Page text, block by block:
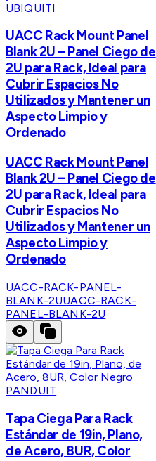
UBIQUITI
UACC Rack Mount Panel
Blank 2U – Panel Ciego de
2U para Rack, Ideal para
Cubrir Espacios No
Utilizados y Mantener un
Aspecto Limpio y
Ordenado
UACC Rack Mount Panel
Blank 2U – Panel Ciego de
2U para Rack, Ideal para
Cubrir Espacios No
Utilizados y Mantener un
Aspecto Limpio y
Ordenado
UACC-RACK-PANEL-
BLANK-2UUACC-RACK-
PANEL-BLANK-2U
PANDUIT
Tapa Ciega Para Rack
Estándar de 19in, Plano,
de Acero, 8UR, Color